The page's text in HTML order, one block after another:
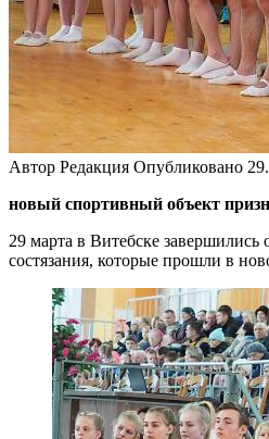
Автор Редакция Опубликовано
новый спортивный объект
29 марта в Витебске
состязания, которые прошли в